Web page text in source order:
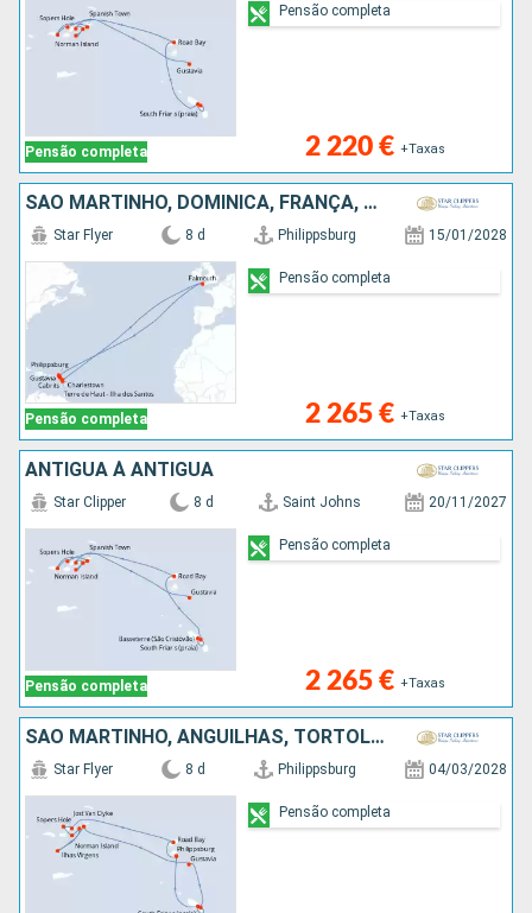
Pensão completa 2 220 € +Taxas
Pensão completa
SÃO MARTINHO, DOMINICA, FRANÇA, GUADALUPE, REINO UNIDO
Pensão completa
Star Flyer 8 d Philippsburg 15/01/2028
2 265 € +Taxas
Pensão completa
ANTIGUA À ANTIGUA
Pensão completa
Star Clipper 8 d Saint Johns 20/11/2027
2 265 € +Taxas
Pensão completa
SÃO MARTINHO, ANGUILHAS, TORTOLA, JOST VAN DYKE, NORMAN ISLAND, CANAL SIR FRANCIS DRAKE, ANTÍGUA E BARBUDA, VIRGIN GORDA, FRANÇA
Star Flyer 8 d Philippsburg 04/03/2028
Pensão completa